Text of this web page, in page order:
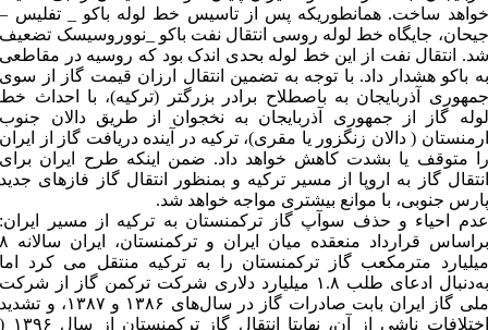
خواهد ساخت. همانطوریکه پس از تاسیس خط لوله باکو _ تفلیس –
جیحان، جایگاه خط لوله روسی انتقال نفت باکو _نووروسیسک تضعیف
شد. انتقال نفت از این خط لوله بحدی اندک بود که روسیه در مقاطعی
به باکو هشدار داد. با توجه به تضمین انتقال ارزان قیمت گاز از سوی
جمهوری آذربایجان به باصطلاح برادر بزرگتر (ترکیه)، با احداث خط
لوله گاز از جمهوری آذربایجان به نخجوان از طریق دالان جنوب
ارمنستان ( دالان زنگزور یا مقری)، ترکیه در آینده دریافت گاز از ایران
را متوقف یا بشدت کاهش خواهد داد. ضمن اینکه طرح ایران برای
انتقال گاز به اروپا از مسیر ترکیه و بمنظور انتقال گاز فازهای جدید
پارس جنوبی، با موانع بیشتری مواجه خواهد شد.
عدم احیاء و حذف سوآپ گاز ترکمنستان به ترکیه از مسیر ایران:
براساس قرارداد منعقده میان ایران و ترکمنستان، ایران سالانه ۸
میلیارد مترمکعب گاز ترکمنستان را به ترکیه منتقل می کرد اما
به‌دنبال ادعای طلب ۱.۸ میلیارد دلاری شرکت ترکمن گاز از شرکت
ملی گاز ایران بابت صادرات گاز در سال‌های ۱۳۸۶ و ۱۳۸۷، و تشدید
اختلافات ناشی از آن، نهایتا انتقال گاز ترکمنستان از سال ۱۳۹۶ (